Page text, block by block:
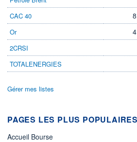
DERNIER
DIVIDENDE
0,00 CAD -
DIVIDENDE
ÉLIGIBILITÉ
Non éligible
CAC 40
Or
2CRSI
TOTALENERGIES
Gérer mes listes
PAGES LES PLUS POPULAIRES
Accueil Bourse